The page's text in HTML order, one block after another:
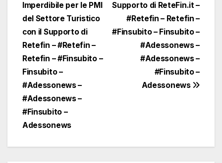
Supporto di ReteFin.it –
#Retefin – Retefin –
#Finsubito – Finsubito –
#Adessonews –
#Adessonews –
#Finsubito –
Adessonews
Imperdibile per le PMI
del Settore Turistico
con il Supporto di
Retefin – #Retefin –
Retefin – #Finsubito –
Finsubito –
#Adessonews –
#Adessonews –
#Finsubito –
Adessonews